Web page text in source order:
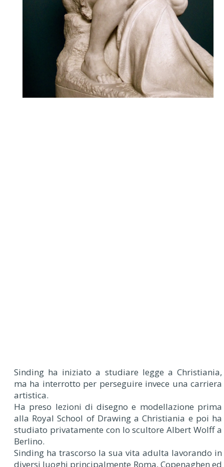
Sinding ha iniziato a studiare legge a Christiania,
ma ha interrotto per perseguire invece una carriera
artistica.
Ha preso lezioni di disegno e modellazione prima
alla Royal School of Drawing a Christiania e poi ha
studiato privatamente con lo scultore Albert Wolff a
Berlino.
Sinding ha trascorso la sua vita adulta lavorando in
diversi luoghi principalmente Roma, Copenaghen ed